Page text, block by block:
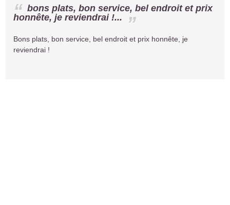
bons plats, bon service, bel endroit et prix
honnête, je reviendrai !...
Bons plats, bon service, bel endroit et prix honnête, je
reviendrai !